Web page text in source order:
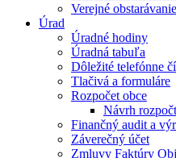
Verejné obstarávanie
Úrad
Úradné hodiny
Úradná tabuľa
Dôležité telefónne
Tlačivá a formuláre
Rozpočet obce
Návrh
Finančný audit a
Záverečný účet
Zmluvy Faktúry